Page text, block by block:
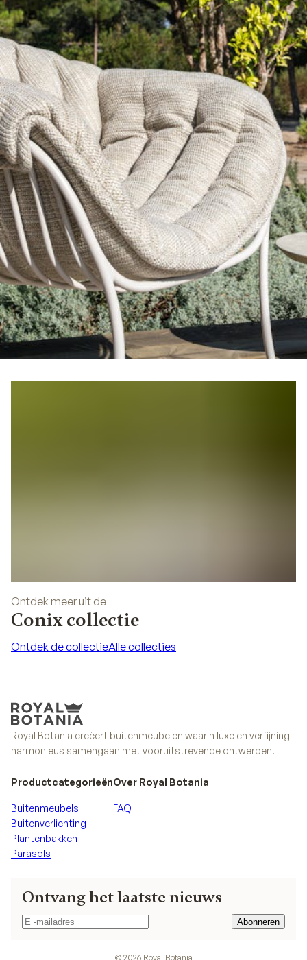
Ontdek meer uit de
Conix collectie
Ontdek de collectieAlle collecties
Royal Botania creëert buitenmeubelen waarin luxe en verfijning
harmonieus samengaan met vooruitstrevende ontwerpen.
Ontvang het laatste nieuws
Abonneren
Abonneren
Productcategorieën
Buitenmeubels
Buitenverlichting
Plantenbakken
Parasols
Over Royal Botania
FAQ
© 2026 Royal Botania